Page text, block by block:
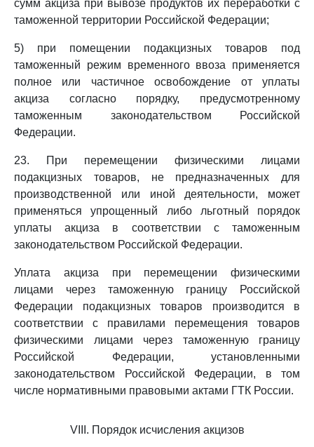
сумм акциза при вывозе продуктов их переработки с
таможенной территории Российской Федерации;
5) при помещении подакцизных товаров под
таможенный режим временного ввоза применяется
полное или частичное освобождение от уплаты
акциза согласно порядку, предусмотренному
таможенным законодательством Российской
Федерации.
23. При перемещении физическими лицами
подакцизных товаров, не предназначенных для
производственной или иной деятельности, может
применяться упрощенный либо льготный порядок
уплаты акциза в соответствии с таможенным
законодательством Российской Федерации.
Уплата акциза при перемещении физическими
лицами через таможенную границу Российской
Федерации подакцизных товаров производится в
соответствии с правилами перемещения товаров
физическими лицами через таможенную границу
Российской Федерации, установленными
законодательством Российской Федерации, в том
числе нормативными правовыми актами ГТК России.
VIII. Порядок исчисления акцизов